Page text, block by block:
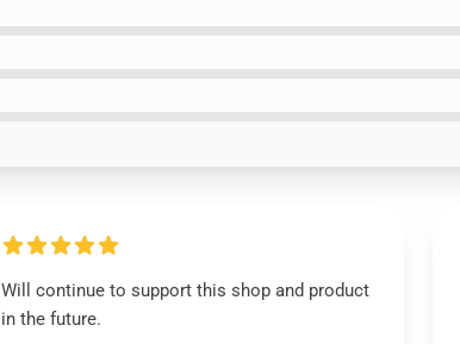
Will continue to support this shop and product
in the future.